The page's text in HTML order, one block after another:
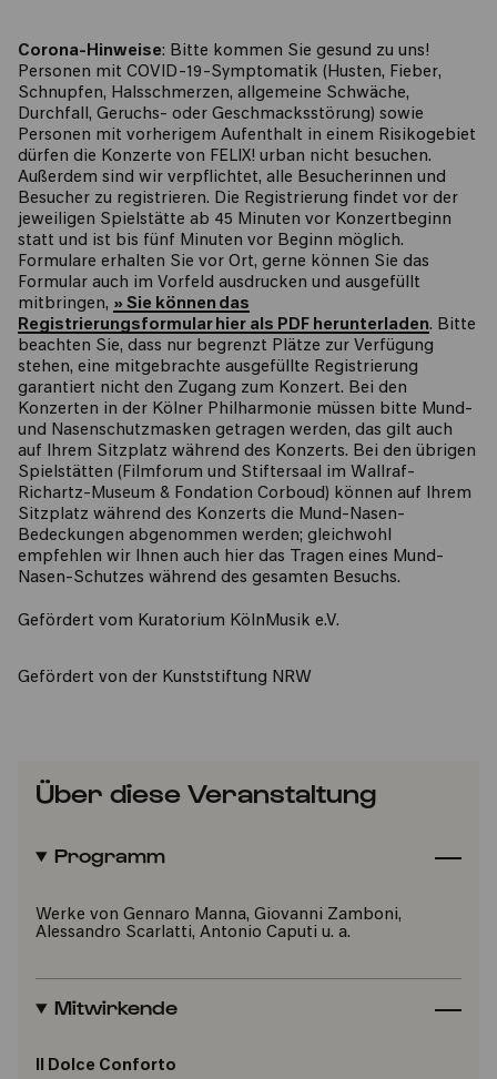
Corona-Hinweise: Bitte kommen Sie gesund zu uns!
Personen mit COVID-19-Symptomatik (Husten, Fieber,
Schnupfen, Halsschmerzen, allgemeine Schwäche,
Durchfall, Geruchs- oder Geschmacksstörung) sowie
Personen mit vorherigem Aufenthalt in einem Risikogebiet
dürfen die Konzerte von FELIX! urban nicht besuchen.
Außerdem sind wir verpflichtet, alle Besucherinnen und
Besucher zu registrieren. Die Registrierung findet vor der
jeweiligen Spielstätte ab 45 Minuten vor Konzertbeginn
statt und ist bis fünf Minuten vor Beginn möglich.
Formulare erhalten Sie vor Ort, gerne können Sie das
Formular auch im Vorfeld ausdrucken und ausgefüllt
mitbringen, » Sie können das
Registrierungsformular hier als PDF herunterladen. Bitte
beachten Sie, dass nur begrenzt Plätze zur Verfügung
stehen, eine mitgebrachte ausgefüllte Registrierung
garantiert nicht den Zugang zum Konzert. Bei den
Konzerten in der Kölner Philharmonie müssen bitte Mund-
und Nasenschutzmasken getragen werden, das gilt auch
auf Ihrem Sitzplatz während des Konzerts. Bei den übrigen
Spielstätten (Filmforum und Stiftersaal im Wallraf-
Richartz-Museum & Fondation Corboud) können auf Ihrem
Sitzplatz während des Konzerts die Mund-Nasen-
Bedeckungen abgenommen werden; gleichwohl
empfehlen wir Ihnen auch hier das Tragen eines Mund-
Nasen-Schutzes während des gesamten Besuchs.
Gefördert vom Kuratorium KölnMusik e.V.
Gefördert von der Kunststiftung NRW
Über diese Veranstaltung
Programm
Werke von Gennaro Manna, Giovanni Zamboni,
Alessandro Scarlatti, Antonio Caputi u. a.
Mitwirkende
Il Dolce Conforto